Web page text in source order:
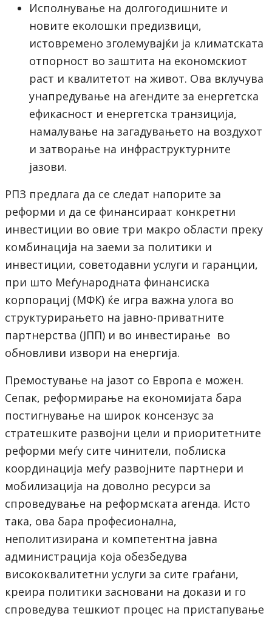
Исполнување на долгогодишните и
новите еколошки предизвици,
истовремено зголемувајќи ја климатската
отпорност во заштита на економскиот
раст и квалитетот на живот. Ова вклучува
унапредување на агендите за енергетска
ефикасност и енергетска транзиција,
намалување на загадувањето на воздухот
и затворање на инфраструктурните
јазови.
РПЗ предлага да се следат напорите за
реформи и да се финансираат конкретни
инвестиции во овие три макро области преку
комбинација на заеми за политики и
инвестиции, советодавни услуги и гаранции,
при што Меѓународната финансиска
корпорациј (МФК) ќе игра важна улога во
структурирањето на јавно-приватните
партнерства (ЈПП) и во инвестирање во
обновливи извори на енергија.
Премостување на јазот со Европа е можен.
Сепак, реформирање на економијата бара
постигнување на широк консензус за
стратешките развојни цели и приоритетните
реформи меѓу сите чинители, поблиска
координација меѓу развојните партнери и
мобилизација на доволно ресурси за
спроведување на реформската агенда. Исто
така, ова бара професионална,
неполитизирана и компетентна јавна
администрација која обезбедува
висококвалитетни услуги за сите граѓани,
креира политики засновани на докази и го
спроведува тешкиот процес на пристапување